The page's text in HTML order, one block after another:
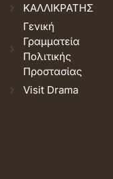
ΚΑΛΛΙΚΡΑΤΗΣ
Γενική
Γραμματεία
Πολιτικής
Προστασίας
Visit Drama